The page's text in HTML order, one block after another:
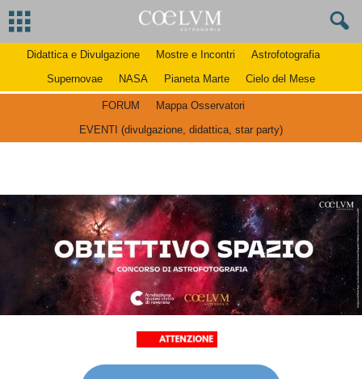
Didattica e Divulgazione Mostre e Incontri
Astrofotografia
Supernovae
NASA Pianeta Marte Cielo del Mese
FORUM
Mappa Osservatori
EVENTI (divulgazione, didattica, star party)